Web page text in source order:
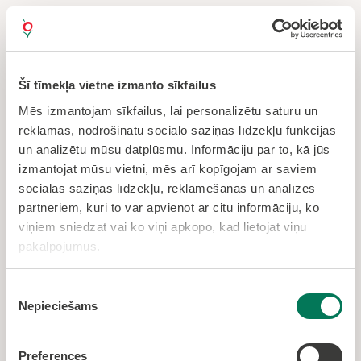
Šī tīmekļa vietne izmanto sīkfailus
Mēs izmantojam sīkfailus, lai personalizētu saturu un
reklāmas, nodrošinātu sociālo saziņas līdzekļu funkcijas
un analizētu mūsu datplūsmu. Informāciju par to, kā jūs
izmantojat mūsu vietni, mēs arī kopīgojam ar saviem
sociālās saziņas līdzekļu, reklamēšanas un analīzes
partneriem, kuri to var apvienot ar citu informāciju, ko
viņiem sniedzat vai ko viņi apkopo, kad lietojat viņu
pakalpojumus.
izvēle
Nepieciešams
Preferences
Atskaņas no festivāla “Satiec
18.06.2024
teritorijā, norisinājās pirmais Olaines novada
mazo uzņēmēju festivāls “Satiec savējos Olaines
novadā”. Festivālu organizēja Olaines novada
uzņēmējdarbības atbalsta centrs sadarbībā ar
SIA “OWAKE’’.
Lasīt vairāk